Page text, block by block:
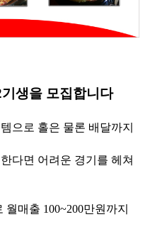
생을 모집합니다
으로 홀은 물론 배달까지
다면 어려운 경기를 헤쳐
매출 100~200만원까지